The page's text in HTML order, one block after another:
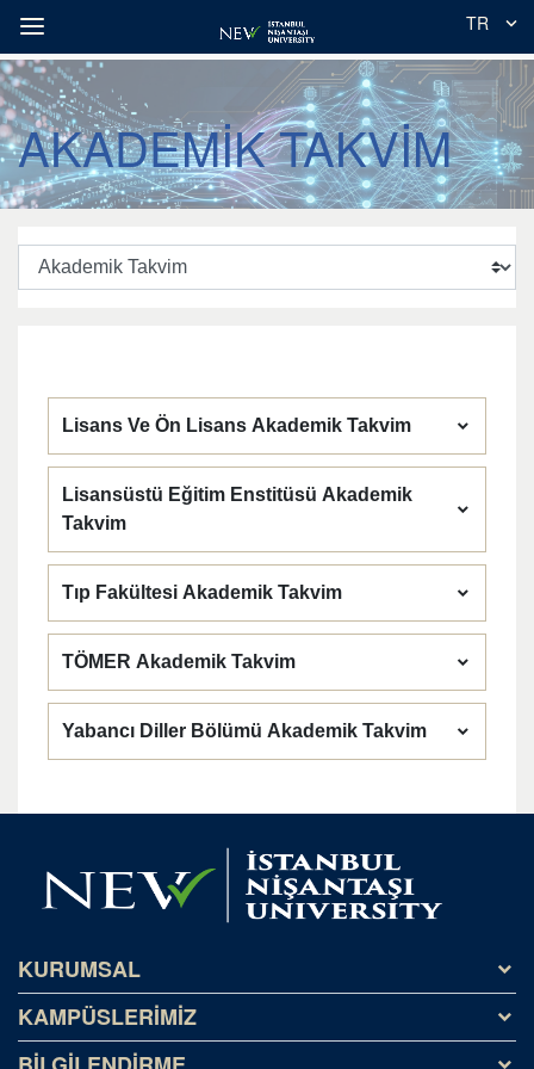
TR
AKADEMİK TAKVİM
Lisans Ve Ön Lisans Akademik Takvim
Lisansüstü Eğitim Enstitüsü Akademik
Takvim
Tıp Fakültesi Akademik Takvim
TÖMER Akademik Takvim
Yabancı Diller Bölümü Akademik Takvim
KURUMSAL
Tarihçe
Misyon ve Vizyon
KAMPÜSLERİMİZ
Kağıthane Kampüsü